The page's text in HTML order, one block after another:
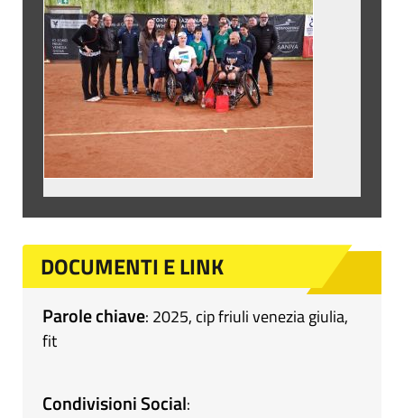
DOCUMENTI E LINK
Parole chiave: 2025, cip friuli venezia giulia,
fit
Condivisioni Social: